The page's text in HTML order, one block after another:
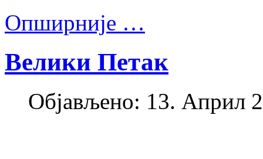
Опширније …
Велики Петак
Објављено: 13. Април